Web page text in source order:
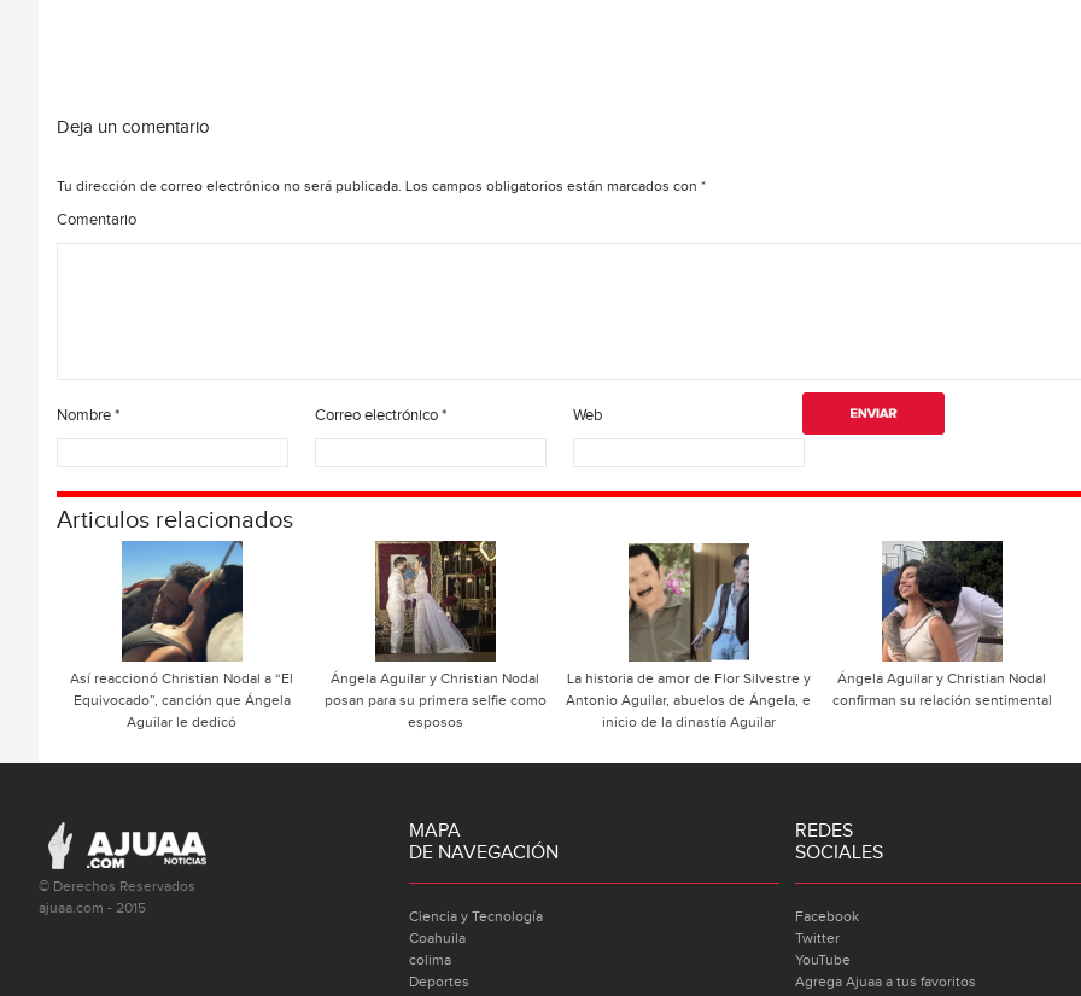
Deja un comentario
Tu dirección de correo electrónico no será publicada. Los campos obligatorios están marcados con *
Comentario
Nombre* Correo electrónico* Web
Articulos relacionados
Así reaccionó Christian Nodal a “El
Equivocado”, canción que Ángela
Aguilar le dedicó
Ángela Aguilar y Christian Nodal
posan para su primera selfie como
esposos
La historia de amor de Flor Silvestre y
Antonio Aguilar, abuelos de Ángela, e
inicio de la dinastía Aguilar
Ángela Aguilar y Christian Nodal
confirman su relación sentimental
© Derechos Reservados
ajuaa.com - 2015
MAPA
DE NAVEGACIÓN
Ciencia y Tecnología
Coahuila
colima
Deportes
REDES
SOCIALES
Facebook
Twitter
YouTube
Agrega Ajuaa a tus favoritos